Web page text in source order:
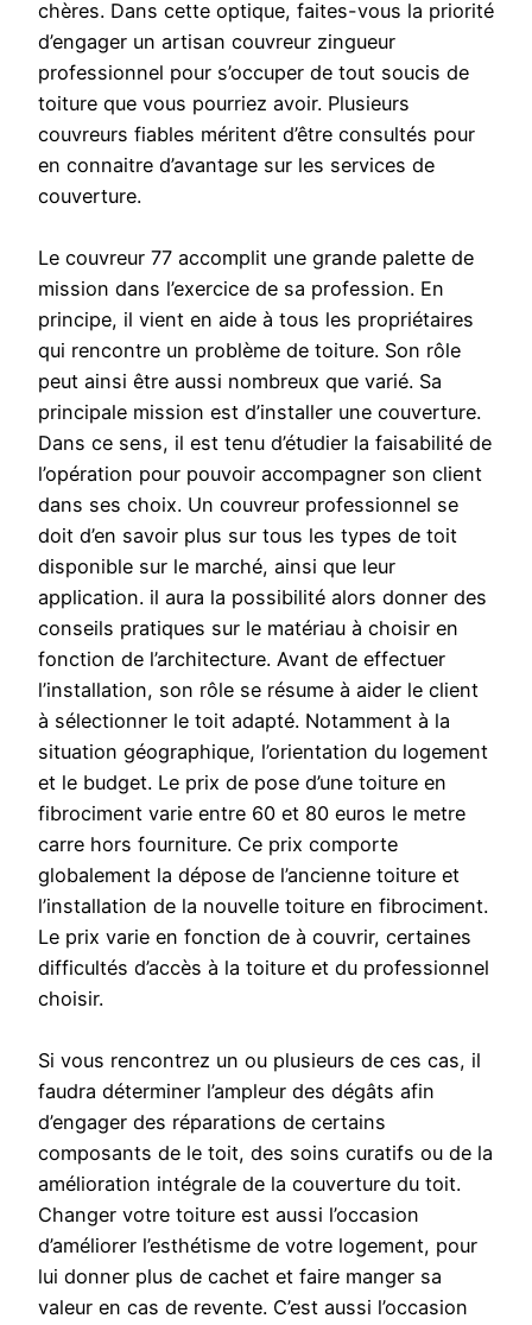
chères. Dans cette optique, faites-vous la priorité
d’engager un artisan couvreur zingueur
professionnel pour s’occuper de tout soucis de
toiture que vous pourriez avoir. Plusieurs
couvreurs fiables méritent d’être consultés pour
en connaitre d’avantage sur les services de
couverture.
Le couvreur 77 accomplit une grande palette de
mission dans l’exercice de sa profession. En
principe, il vient en aide à tous les propriétaires
qui rencontre un problème de toiture. Son rôle
peut ainsi être aussi nombreux que varié. Sa
principale mission est d’installer une couverture.
Dans ce sens, il est tenu d’étudier la faisabilité de
l’opération pour pouvoir accompagner son client
dans ses choix. Un couvreur professionnel se
doit d’en savoir plus sur tous les types de toit
disponible sur le marché, ainsi que leur
application. il aura la possibilité alors donner des
conseils pratiques sur le matériau à choisir en
fonction de l’architecture. Avant de effectuer
l’installation, son rôle se résume à aider le client
à sélectionner le toit adapté. Notamment à la
situation géographique, l’orientation du logement
et le budget. Le prix de pose d’une toiture en
fibrociment varie entre 60 et 80 euros le metre
carre hors fourniture. Ce prix comporte
globalement la dépose de l’ancienne toiture et
l’installation de la nouvelle toiture en fibrociment.
Le prix varie en fonction de à couvrir, certaines
difficultés d’accès à la toiture et du professionnel
choisir.
Si vous rencontrez un ou plusieurs de ces cas, il
faudra déterminer l’ampleur des dégâts afin
d’engager des réparations de certains
composants de le toit, des soins curatifs ou de la
amélioration intégrale de la couverture du toit.
Changer votre toiture est aussi l’occasion
d’améliorer l’esthétisme de votre logement, pour
lui donner plus de cachet et faire manger sa
valeur en cas de revente. C’est aussi l’occasion